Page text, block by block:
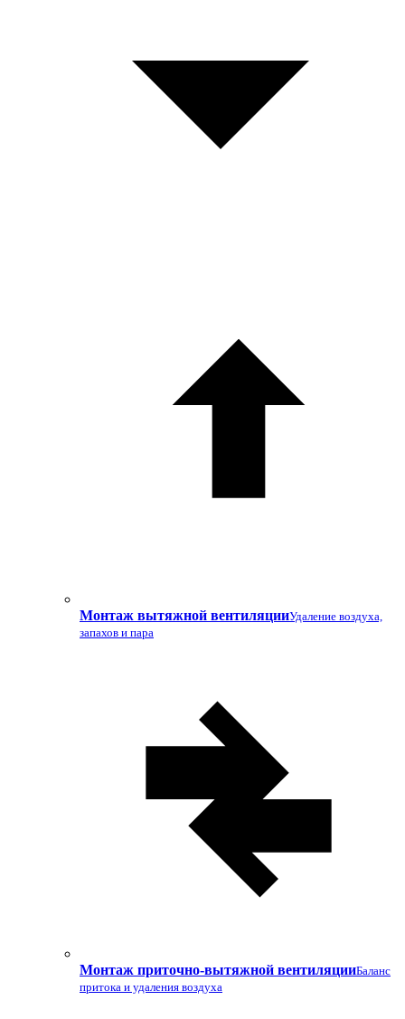
Монтаж вытяжной вентиляцииУдаление воздуха,
запахов и пара
Монтаж приточно-вытяжной вентиляцииБаланс
притока и удаления воздуха